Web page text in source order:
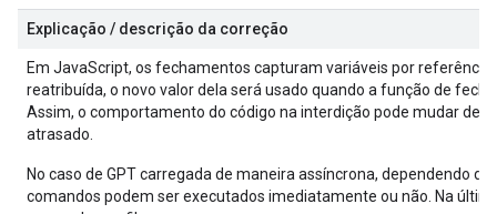
Explicação / descrição da correção
Em JavaScript, os fechamentos capturam variáveis por referência
reatribuída, o novo valor dela será usado quando a função de
Assim, o comportamento do código na interdição pode mudar
atrasado.
No caso de GPT carregada de maneira assíncrona, dependendo
comandos podem ser executados imediatamente ou não. Na